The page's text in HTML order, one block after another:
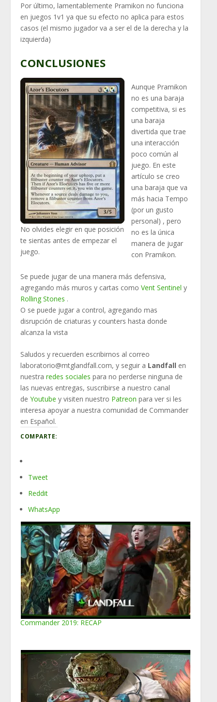
Por último, lamentablemente Pramikon no funciona
en juegos 1v1 ya que su efecto no aplica para estos
casos (el mismo jugador va a ser el de la derecha y la
izquierda)
CONCLUSIONES
No olvides elegir en que posición
te sientas antes de empezar el
juego.
Aunque Pramikon
no es una baraja
competitiva, si es
una baraja
divertida que trae
una interacción
poco común al
juego. En este
artículo se creo
una baraja que va
más hacia Tempo
(por un gusto
personal) , pero
no es la única
manera de jugar
con Pramikon.
Se puede jugar de una manera más defensiva,
agregando más muros y cartas comoVent Sentinel y
Rolling Stones .
O se puede jugar a control, agregando mas
disrupción de criaturas y counters hasta donde
alcanza la vista
Saludos y recuerden escribirnos al correo
laboratorio@mtglandfall.com, y seguir a Landfall en
nuestraredes sociales para no perderse ninguna de
las nuevas entregas, suscribirse a nuestro canal
deYoutube y visiten nuestro Patreon para ver si les
interesa apoyar a nuestra comunidad de Commander
en Español.
COMPARTE:
Tweet
Reddit
WhatsApp
Commander 2019: RECAP